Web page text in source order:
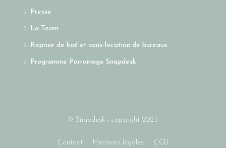
Presse
La Team
Reprise de bail et sous-location de bureaux
Programme Parrainage Snapdesk
© Snapdesk - copyright 2025
Contact Mentions légales CGU